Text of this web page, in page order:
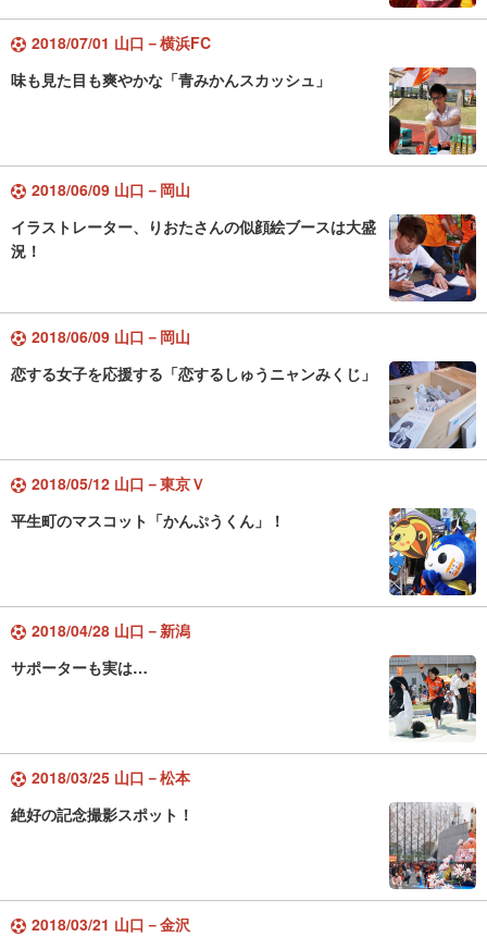
2018/07/01 山口－横浜FC
味も見た目も爽やかな「青みかんスカッシュ」
2018/06/09 山口－岡山
イラストレーター、りおたさんの似顔絵ブースは大盛
況！
2018/06/09 山口－岡山
恋する女子を応援する「恋するしゅうニャンみくじ」
2018/05/12 山口－東京Ｖ
平生町のマスコット「かんぷうくん」！
2018/04/28 山口－新潟
サポーターも実は…
2018/03/25 山口－松本
絶好の記念撮影スポット！
2018/03/21 山口－金沢